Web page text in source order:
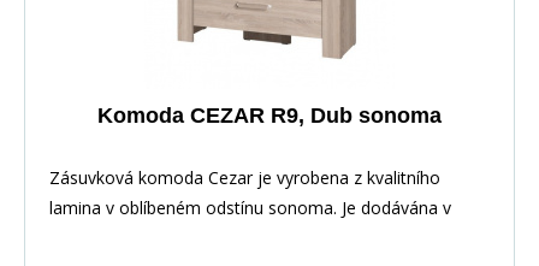
Komoda CEZAR R9, Dub sonoma
Zásuvková komoda Cezar je vyrobena z kvalitního
lamina v oblíbeném odstínu sonoma. Je dodávána v